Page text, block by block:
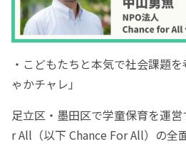
・こどもたちと本気で社会課題
ゃかチャレ」
足立区・墨田区で学童保育を運
r All（以下 Chance For All）の全